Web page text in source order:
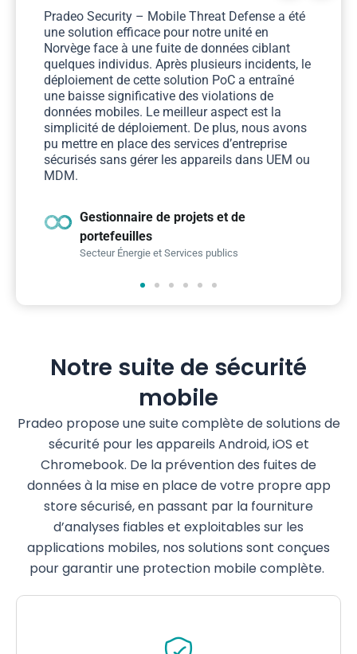
Gestionnaire de projets et de
portefeuilles
Secteur Énergie et Services publics
Pradeo Security – Mobile Threat Defense a été
une solution efficace pour notre unité en
Norvège face à une fuite de données ciblant
quelques individus. Après plusieurs incidents, le
déploiement de cette solution PoC a entraîné
une baisse significative des violations de
données mobiles. Le meilleur aspect est la
simplicité de déploiement. De plus, nous avons
pu mettre en place des services d’entreprise
sécurisés sans gérer les appareils dans UEM ou
MDM.
Notre suite de sécurité
mobile
Pradeo proposeunesuitecomplètede solutions de
sécuritépour les appareils Android, iOS et
Chromebook. De la préventiondes fuites de
données à la miseenplace devotrepropre app
storesécurisé,en passant par la fourniture
d’analyses fiables et exploitables sur les
applications mobiles, nos solutions sont conçues
pourgarantirune protection mobilecomplète.